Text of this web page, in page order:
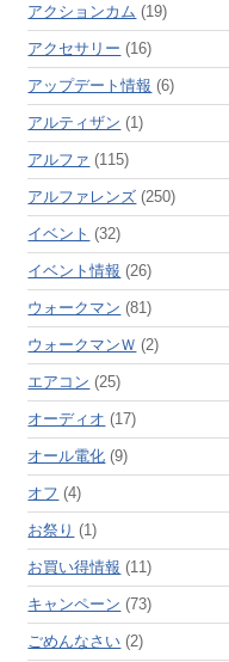
アクションカム (19)
アクセサリー (16)
アップデート情報 (6)
アルティザン (1)
アルファ (115)
アルファレンズ (250)
イベント (32)
イベント情報 (26)
ウォークマン (81)
ウォークマンＷ (2)
エアコン (25)
オーディオ (17)
オール電化 (9)
オフ (4)
お祭り (1)
お買い得情報 (11)
キャンペーン (73)
ごめんなさい (2)